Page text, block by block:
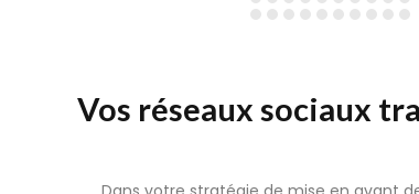
Vos réseaux sociaux